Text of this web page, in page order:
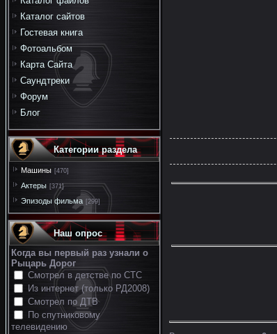
Каталог сайтов
Гостевая книга
Фотоальбом
Карта Сайта
Саундтреки
Форум
Блог
Категории раздела
Машины [470]
Актеры [371]
Эпизоды фильма [299]
Наш опрос
Когда вы первый раз узнали о
Рыцарь Дорог
Смотрел в детстве по СТС
Из интернет (только РД2008)
Смотрел по ДТВ
По спутниковому
телевидению